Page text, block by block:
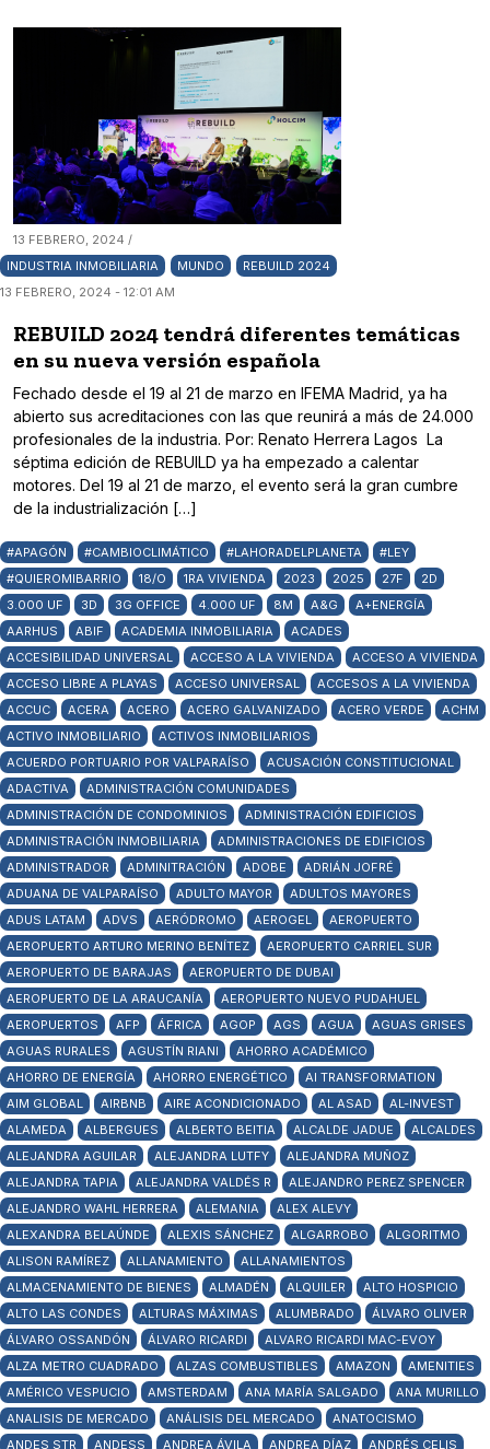
13 FEBRERO, 2024 /
INDUSTRIA INMOBILIARIA
MUNDO
REBUILD 2024
13 FEBRERO, 2024 - 12:01 AM
REBUILD 2024 tendrá diferentes temáticas
en su nueva versión española
Fechado desde el 19 al 21 de marzo en IFEMA Madrid, ya ha
abierto sus acreditaciones con las que reunirá a más de 24.000
profesionales de la industria. Por: Renato Herrera Lagos La
séptima edición de REBUILD ya ha empezado a calentar
motores. Del 19 al 21 de marzo, el evento será la gran cumbre
de la industrialización […]
#APAGÓN #CAMBIOCLIMÁTICO #LAHORADELPLANETA
#LEY
#QUIEROMIBARRIO
18/O 1RA VIVIENDA 2023 2025 27F
2D
3.000 UF
3D 3G OFFICE 4.000 UF 8M A&G
A+ENERGÍA
AARHUS
ABIF ACADEMIA INMOBILIARIA
ACADES
ACCESIBILIDAD UNIVERSAL
ACCESO A LA VIVIENDA
ACCESO A VIVIENDA
ACCESO LIBRE A PLAYAS
ACCESO UNIVERSAL
ACCESOS A LA VIVIENDA
ACCUC
ACERA ACERO ACERO GALVANIZADO ACERO VERDE
ACHM
ACTIVO INMOBILIARIO
ACTIVOS INMOBILIARIOS
ACUERDO PORTUARIO POR VALPARAÍSO
ACUSACIÓN CONSTITUCIONAL
ADACTIVA
ADMINISTRACIÓN COMUNIDADES
ADMINISTRACIÓN DE CONDOMINIOS
ADMINISTRACIÓN EDIFICIOS
ADMINISTRACIÓN INMOBILIARIA
ADMINISTRACIONES DE EDIFICIOS
ADMINISTRADOR
ADMINITRACIÓN ADOBE
ADRIÁN JOFRÉ
ADUANA DE VALPARAÍSO
ADULTO MAYOR
ADULTOS MAYORES
ADUS LATAM
ADVS AERÓDROMO AEROGEL
AEROPUERTO
AEROPUERTO ARTURO MERINO BENÍTEZ
AEROPUERTO CARRIEL SUR
AEROPUERTO DE BARAJAS
AEROPUERTO DE DUBAI
AEROPUERTO DE LA ARAUCANÍA
AEROPUERTO NUEVO PUDAHUEL
AEROPUERTOS
AFP ÁFRICA AGOP AGS AGUA
AGUAS GRISES
AGUAS RURALES
AGUSTÍN RIANI
AHORRO ACADÉMICO
AHORRO DE ENERGÍA
AHORRO ENERGÉTICO
AI TRANSFORMATION
AIM GLOBAL
AIRBNB AIRE ACONDICIONADO AL ASAD
AL-INVEST
ALAMEDA
ALBERGUES ALBERTO BEITIA ALCALDE JADUE
ALCALDES
ALEJANDRA AGUILAR
ALEJANDRA LUTFY
ALEJANDRA MUÑOZ
ALEJANDRA TAPIA
ALEJANDRA VALDÉS R
ALEJANDRO PEREZ SPENCER
ALEJANDRO WAHL HERRERA
ALEMANIA
ALEX ALEVY
ALEXANDRA BELAÚNDE
ALEXIS SÁNCHEZ ALGARROBO
ALGORITMO
ALISON RAMÍREZ
ALLANAMIENTO
ALLANAMIENTOS
ALMACENAMIENTO DE BIENES
ALMADÉN ALQUILER
ALTO HOSPICIO
ALTO LAS CONDES
ALTURAS MÁXIMAS ALUMBRADO
ÁLVARO OLIVER
ÁLVARO OSSANDÓN
ÁLVARO RICARDI
ALVARO RICARDI MAC-EVOY
ALZA METRO CUADRADO
ALZAS COMBUSTIBLES AMAZON
AMENITIES
AMÉRICO VESPUCIO
AMSTERDAM ANA MARÍA SALGADO
ANA MURILLO
ANALISIS DE MERCADO
ANÁLISIS DEL MERCADO
ANATOCISMO
ANDES STR
ANDESS ANDREA ÁVILA ANDREA DÍAZ ANDRÉS CELIS